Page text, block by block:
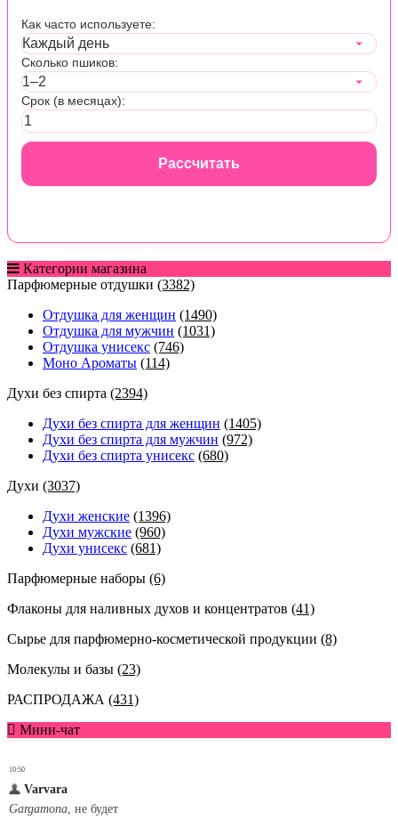
Как часто используете:
Сколько пшиков:
Срок (в месяцах):
Рассчитать
Категории магазина
Парфюмерные отдушки (3382)
Отдушка для женщин (1490)
Отдушка для мужчин (1031)
Отдушка унисекс (746)
Моно Ароматы (114)
Духи без спирта (2394)
Духи без спирта для женщин (1405)
Духи без спирта для мужчин (972)
Духи без спирта унисекс (680)
Духи (3037)
Духи женские (1396)
Духи мужские (960)
Духи унисекс (681)
Парфюмерные наборы (6)
Флаконы для наливных духов и концентратов (41)
Сырье для парфюмерно-косметической продукции (8)
Молекулы и базы (23)
РАСПРОДАЖА (431)
Мини-чат